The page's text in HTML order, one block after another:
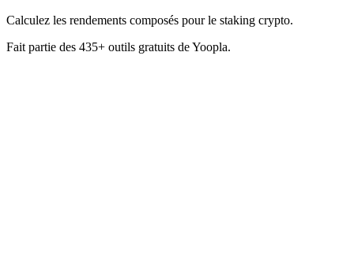
Calculez les rendements composés pour le staking crypto.
Fait partie des 435+ outils gratuits de Yoopla.